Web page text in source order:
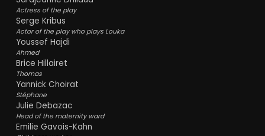
Actress of the play
Serge Kribus
Actor of the play who plays Louka
Youssef Hajdi
Ahmed
Brice Hillairet
Thomas
Yannick Choirat
Stéphane
Julie Debazac
Head of the maternity ward
Emilie Gavois-Kahn